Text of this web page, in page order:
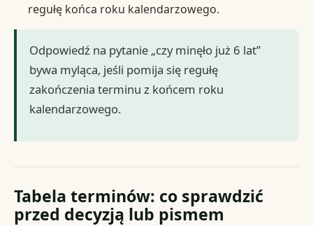
regułę końca roku kalendarzowego.
Odpowiedź na pytanie „czy minęło już 6 lat”
bywa myląca, jeśli pomija się regułę
zakończenia terminu z końcem roku
kalendarzowego.
Tabela terminów: co sprawdzić
przed decyzją lub pismem